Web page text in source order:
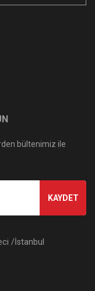
bültenimiz ile
KAYDET
/İstanbul